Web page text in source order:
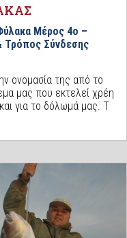
Μέρος 4ο –
Τρόπος Σύνδεσης
ονομασία της από το
μας που εκτελεί χρέη
για το δόλωμά μας. Τ